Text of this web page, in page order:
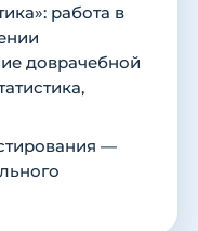
работа в
доврачебной
—